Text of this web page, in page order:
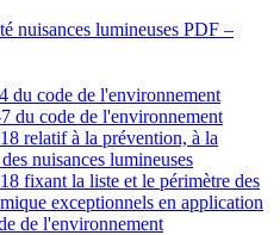
nuisances lumineuses PDF –
du code de l'environnement
du code de l'environnement
relatif à la prévention, à la
nuisances lumineuses
fixant la liste et le périmètre des
exceptionnels en application
de l'environnement